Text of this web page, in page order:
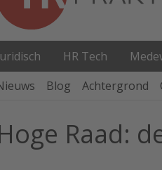
HR Tech
Blog Achtergrond
Raad: